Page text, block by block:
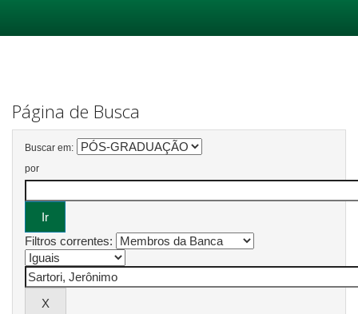
Página de Busca
Buscar em:
por
Filtros correntes: